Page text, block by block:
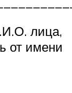
лица,
от имени